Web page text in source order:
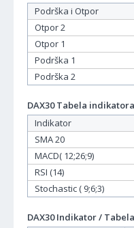
Podrška i Otpor
Otpor 2
Otpor 1
Podrška 1
Podrška 2
DAX30 Tabela
Indikator
SMA 20
MACD( 12;26;9)
RSI (14)
Stochastic ( 9;6;3)
DAX30 Indikator /